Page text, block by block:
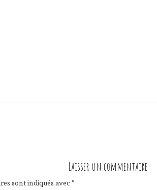
Laisser un commentaire
sont indiqués avec *